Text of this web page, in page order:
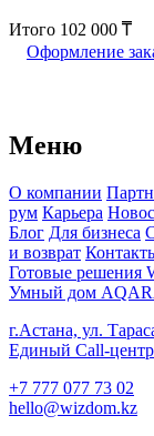
Итого 102 000
Оформление
Меню
О компании
рум Карьера
Блог Для бизнеса
и возврат
Готовые решения
Умный дом
г.Астана, ул.
Единый Call-центр
+7 777 077 73 02
hello@wizdom.kz